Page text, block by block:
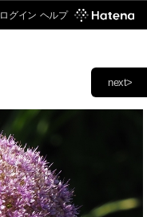
ログイン ヘルプ
next>